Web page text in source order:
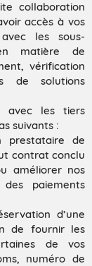
collaboration
accès à vos
les sous-
matière de
vérification
de solutions
avec les tiers
suivants :
prestataire de
contrat conclu
améliorer nos
paiements
d’une
de fournir les
de vos
numéro de